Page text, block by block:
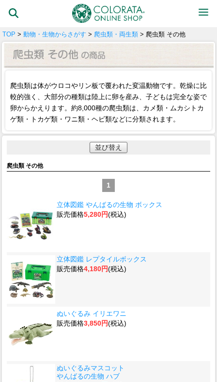
TOP > 動物・生物からさがす > 爬虫類・両生類 > 爬虫類 その他
爬虫類は体がウロコやリン板で覆われた変温動物です。乾燥に比
較的強く、大部分の種類は陸上に卵を産み、子どもは完全な姿で
卵からかえります。約8,000種の爬虫類は、カメ類・ムカシトカ
ゲ類・トカゲ類・ワニ類・ヘビ類などに分類されます。
並び替え
爬虫類 その他
1
立体図鑑 やんばるの生物 ボックス
販売価格5,280円(税込)
立体図鑑 レプタイルボックス
販売価格4,180円(税込)
ぬいぐるみ イリエワニ
販売価格3,850円(税込)
ぬいぐるみマスコット
やんばるの生物 ハブ